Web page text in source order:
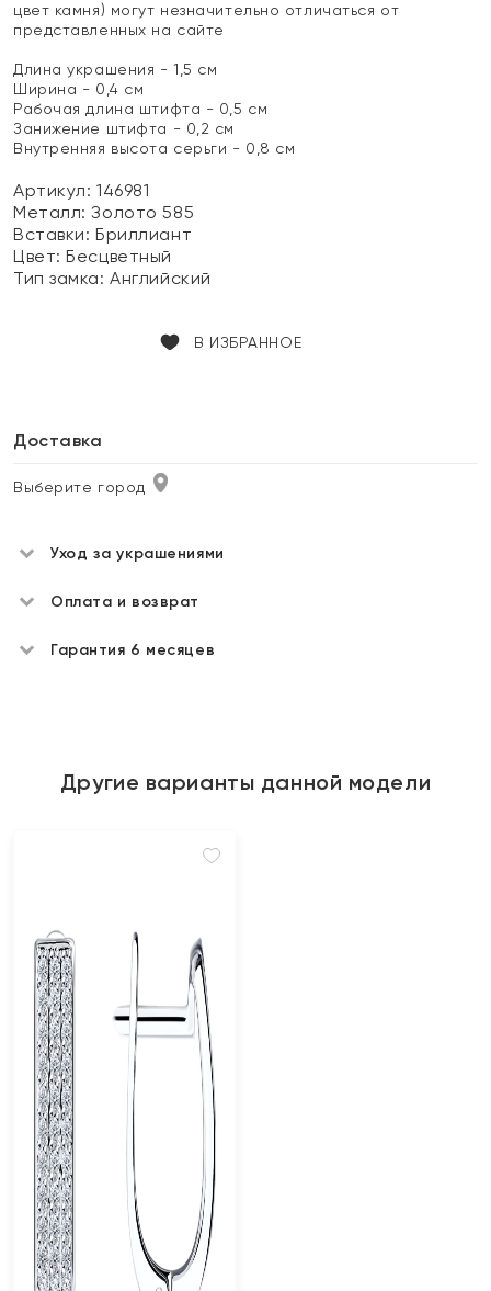
цвет камня) могут незначительно отличаться от
представленных на сайте
Длина украшения - 1,5 см
Ширина - 0,4 см
Рабочая длина штифта - 0,5 см
Занижение штифта - 0,2 см
Внутренняя высота серьги - 0,8 см
Артикул: 146981
Металл:Золото 585
Вставки:Бриллиант
Цвет:Бесцветный
Тип замка:Английский
В ИЗБРАННОЕ
Доставка
Выберите город
Уход за украшениями
Оплата и возврат
Гарантия 6 месяцев
Другие варианты данной модели